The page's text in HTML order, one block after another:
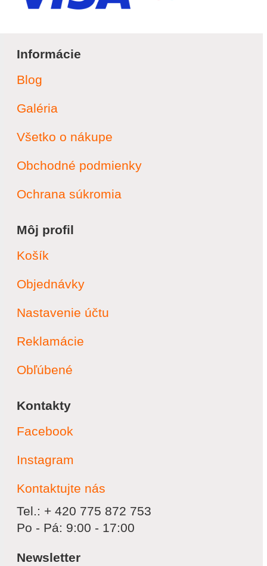
Informácie
Blog
Galéria
Všetko o nákupe
Obchodné podmienky
Ochrana súkromia
Môj profil
Košík
Objednávky
Nastavenie účtu
Reklamácie
Obľúbené
Kontakty
Facebook
Instagram
Kontaktujte nás
Tel.: + 420 775 872 753
Po - Pá: 9:00 - 17:00
Newsletter